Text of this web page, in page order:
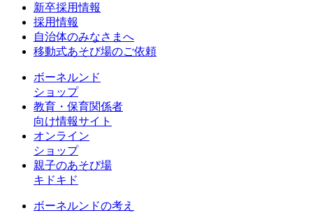
新卒採用情報
採用情報
自治体のみなさまへ
移動式あそび場のご依頼
ボーネルンド
ショップ
教育・保育関係者
向け情報サイト
オンライン
ショップ
親子のあそび場
キドキド
ボーネルンドの考え